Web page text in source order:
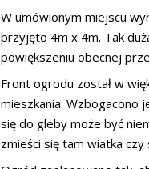
W umówionym miejscu
przyjęto 4m x 4m. Tak
powiększeniu obecnej
Front ogrodu został w
mieszkania. Wzbogacono
się do gleby może być
zmieści się tam wiatka czy